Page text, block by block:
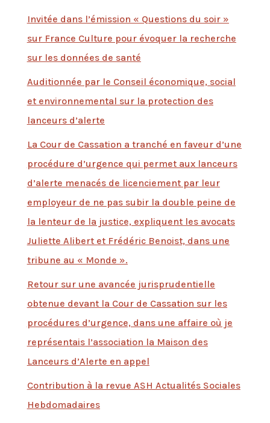
Invitée dans l’émission « Questions du soir »
sur France Culture pour évoquer la recherche
sur les données de santé
Auditionnée par le Conseil économique, social
et environnemental sur la protection des
lanceurs d’alerte
La Cour de Cassation a tranché en faveur d’une
procédure d’urgence qui permet aux lanceurs
d’alerte menacés de licenciement par leur
employeur de ne pas subir la double peine de
la lenteur de la justice, expliquent les avocats
Juliette Alibert et Frédéric Benoist, dans une
tribune au « Monde ».
Retour sur une avancée jurisprudentielle
obtenue devant la Cour de Cassation sur les
procédures d’urgence, dans une affaire où je
représentais l’association la Maison des
Lanceurs d’Alerte en appel
Contribution à la revue ASH Actualités Sociales
Hebdomadaires